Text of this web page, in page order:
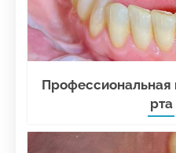
Профессиональная
рта